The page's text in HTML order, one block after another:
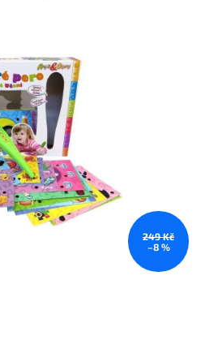
249 Kč
–8 %